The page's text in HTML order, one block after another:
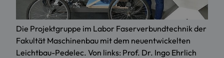
Die Projektgruppe im Labor Faserverbundtechnik der
Fakultät Maschinenbau mit dem neuentwickelten
Leichtbau-Pedelec. Von links: Prof. Dr. Ingo Ehrlich